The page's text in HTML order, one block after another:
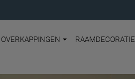
OVERKAPPINGEN RAAMDECORATIE